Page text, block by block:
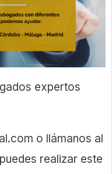
expertos
o llámanos al
realizar este